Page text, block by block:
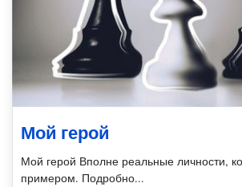
Мой герой
Мой герой Вполне реальные личности,
примером. Подробно...